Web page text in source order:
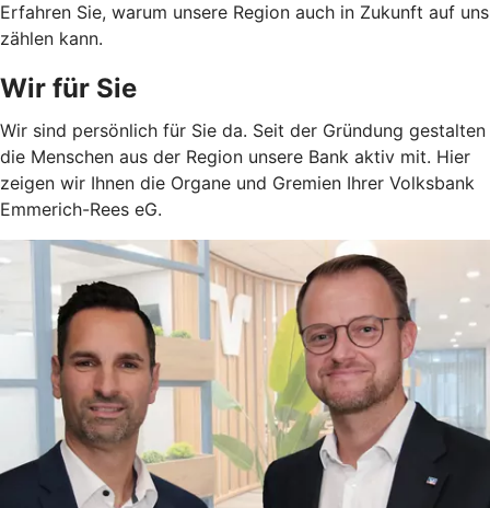
Erfahren Sie, warum unsere Region auch in Zukunft auf uns
zählen kann.
Wir für Sie
Wir sind persönlich für Sie da. Seit der Gründung gestalten
die Menschen aus der Region unsere Bank aktiv mit. Hier
zeigen wir Ihnen die Organe und Gremien Ihrer Volksbank
Emmerich-Rees eG.